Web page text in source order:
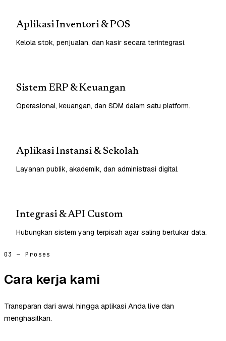
Aplikasi Inventori & POS
Kelola stok, penjualan, dan kasir secara terintegrasi.
Sistem ERP & Keuangan
Operasional, keuangan, dan SDM dalam satu platform.
Aplikasi Instansi & Sekolah
Layanan publik, akademik, dan administrasi digital.
Integrasi & API Custom
Hubungkan sistem yang terpisah agar saling bertukar data.
03 — Proses
Cara kerja kami
Transparan dari awal hingga aplikasi Anda live dan
menghasilkan.